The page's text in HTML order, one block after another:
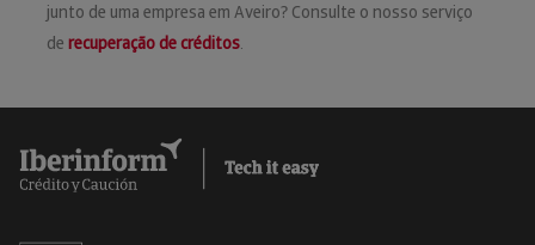
junto de uma empresa em Aveiro? Consulte o nosso serviço
de recuperação de créditos.